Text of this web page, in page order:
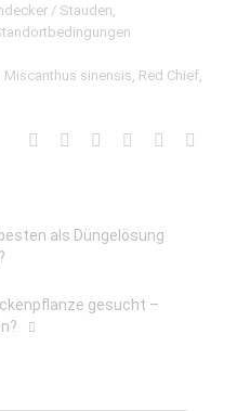
/ Stauden,
Miscanthus sinensis, Red Chief,
als Düngelösung
gesucht –